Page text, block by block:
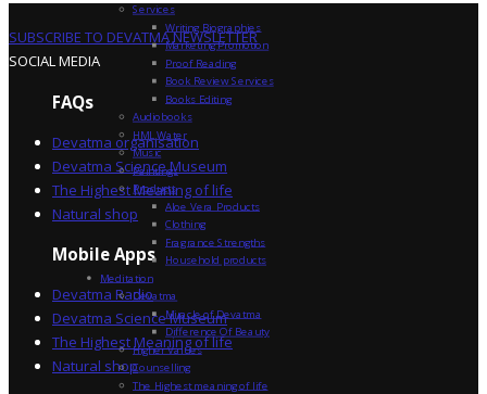
SUBSCRIBE TO DEVATMA NEWSLETTER
SOCIAL MEDIA
FAQs
Devatma organisation
Devatma Science Museum
The Highest Meaning of life
Natural shop
Mobile Apps
Devatma Radio
Devatma Science Museum
The Highest Meaning of life
Natural shop
Services
Writing Biographies
Marketing Promotion
Proof Reading
Book Review Services
Books Editing
Audiobooks
HML Water
Music
Paintings
Products
Aloe Vera Products
Clothing
Fragrance Strengths
Household products
Meditation
Devatma
Miracle of Devatma
Difference Of Beauty
Higher Values
Counselling
The Highest meaning of life